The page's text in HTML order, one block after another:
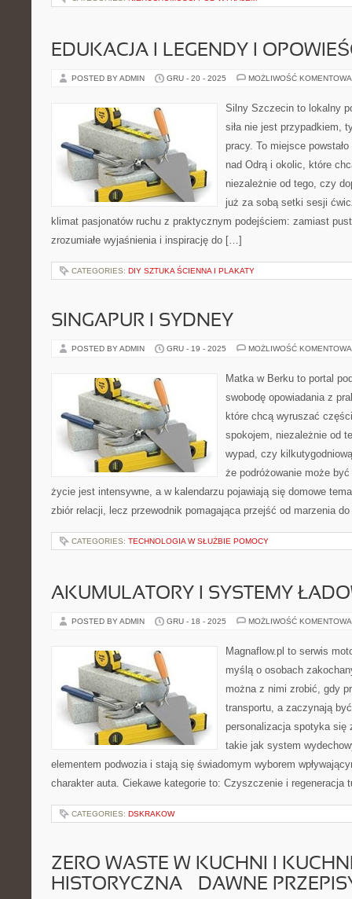
EDUKACJA I LEGENDY I
POSTED BY ADMIN GRU - 20 - 2025 MOŻLIWOŚĆ
Silny Szczecin to lokalny
siła nie jest przypadkiem,
pracy. To miejsce
nad Odrą i okolic, które
niezależnie od tego, czy
już za sobą setki sesji
klimat pasjonatów ruchu z praktycznym podejściem: zamiast
zrozumiałe wyjaśnienia i inspirację do […]
CATEGORIES: DIY SZTUKA ŚCIENNA I PLAKATY
SINGAPUR I SYDNEY
POSTED BY ADMIN GRU - 19 - 2025 MOŻLIWOŚĆ
Matka w Berku to portal
swobodę opowiadania z
które chcą wyruszać
spokojem, niezależnie od
wypad, czy
że podróżowanie może
życie jest intensywne, a w kalendarzu pojawiają się domowe
zbiór relacji, lecz przewodnik pomagająca przejść od marzenia
CATEGORIES: TECHNOLOGIA W SŁUŻBIE POMOCY
AKUMULATORY I SYSTEMY
POSTED BY ADMIN GRU - 18 - 2025 MOŻLIWOŚĆ
Magnaflow.pl to serwis
myślą o osobach
można z nimi zrobić, gdy
transportu, a zaczynają
personalizacja spotyka się
takie jak system
elementem podwozia i stają się świadomym wyborem
charakter auta. Ciekawe kategorie to: Czyszczenie i regeneracja
CATEGORIES: DSKRAKOW
ZERO WASTE W KUCHNI I
HISTORYCZNA – DAWNE